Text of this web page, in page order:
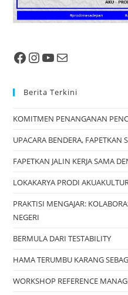
Berita Terkini
KOMITMEN PENANGANAN
UPACARA BENDERA, FAPETKAN
FAPETKAN JALIN KERJA SAMA
LOKAKARYA PRODI
PRAKTISI MENGAJAR:
NEGERI
BERMULA DARI TESTABILITY
HAMA TERUMBU KARANG
WORKSHOP REFERENCE